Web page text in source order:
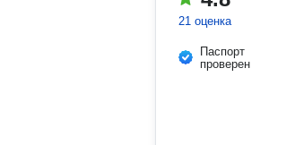
21 оценка
Паспорт
проверен